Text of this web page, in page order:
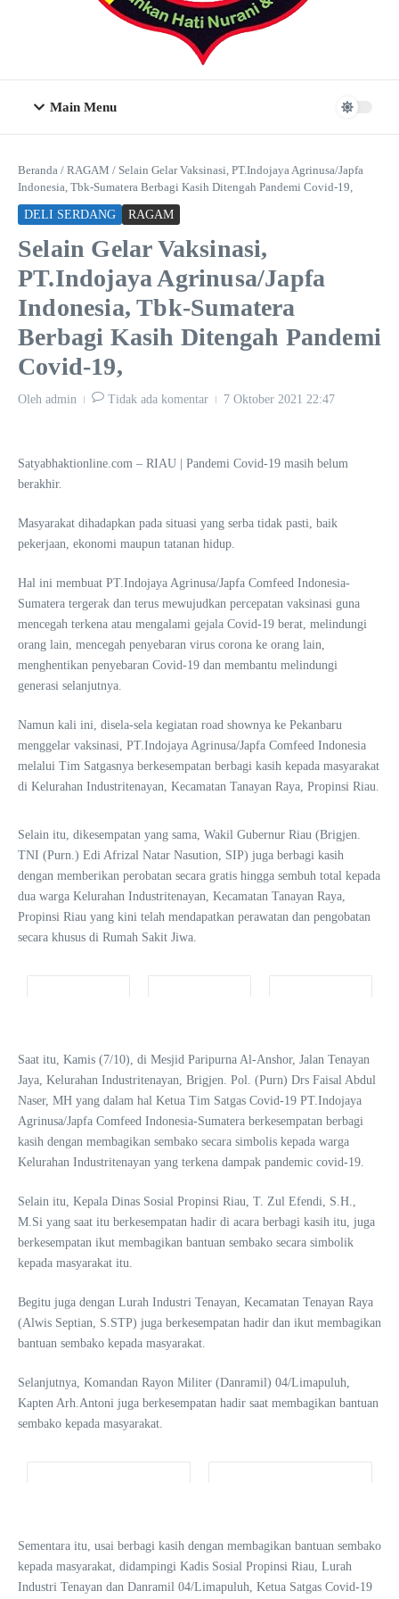
Main Menu
Beranda / RAGAM / Selain Gelar Vaksinasi, PT.Indojaya Agrinusa/Japfa
Indonesia, Tbk-Sumatera Berbagi Kasih Ditengah Pandemi Covid-19,
DELI SERDANG RAGAM
Selain Gelar Vaksinasi,
PT.Indojaya Agrinusa/Japfa
Indonesia, Tbk-Sumatera
Berbagi Kasih Ditengah Pandemi
Covid-19,
Oleh admin Tidak ada komentar 7 Oktober 2021 22:47
Satyabhaktionline.com – RIAU | Pandemi Covid-19 masih belum
berakhir.
Masyarakat dihadapkan pada situasi yang serba tidak pasti, baik
pekerjaan, ekonomi maupun tatanan hidup.
Hal ini membuat PT.Indojaya Agrinusa/Japfa Comfeed Indonesia-
Sumatera tergerak dan terus mewujudkan percepatan vaksinasi guna
mencegah terkena atau mengalami gejala Covid-19 berat, melindungi
orang lain, mencegah penyebaran virus corona ke orang lain,
menghentikan penyebaran Covid-19 dan membantu melindungi
generasi selanjutnya.
Namun kali ini, disela-sela kegiatan road shownya ke Pekanbaru
menggelar vaksinasi, PT.Indojaya Agrinusa/Japfa Comfeed Indonesia
melalui Tim Satgasnya berkesempatan berbagi kasih kepada masyarakat
di Kelurahan Industritenayan, Kecamatan Tanayan Raya, Propinsi Riau.
Selain itu, dikesempatan yang sama, Wakil Gubernur Riau (Brigjen.
TNI (Purn.) Edi Afrizal Natar Nasution, SIP) juga berbagi kasih
dengan memberikan perobatan secara gratis hingga sembuh total kepada
dua warga Kelurahan Industritenayan, Kecamatan Tanayan Raya,
Propinsi Riau yang kini telah mendapatkan perawatan dan pengobatan
secara khusus di Rumah Sakit Jiwa.
Saat itu, Kamis (7/10), di Mesjid Paripurna Al-Anshor, Jalan Tenayan
Jaya, Kelurahan Industritenayan, Brigjen. Pol. (Purn) Drs Faisal Abdul
Naser, MH yang dalam hal Ketua Tim Satgas Covid-19 PT.Indojaya
Agrinusa/Japfa Comfeed Indonesia-Sumatera berkesempatan berbagi
kasih dengan membagikan sembako secara simbolis kepada warga
Kelurahan Industritenayan yang terkena dampak pandemic covid-19.
Selain itu, Kepala Dinas Sosial Propinsi Riau, T. Zul Efendi, S.H.,
M.Si yang saat itu berkesempatan hadir di acara berbagi kasih itu, juga
berkesempatan ikut membagikan bantuan sembako secara simbolik
kepada masyarakat itu.
Begitu juga dengan Lurah Industri Tenayan, Kecamatan Tenayan Raya
(Alwis Septian, S.STP) juga berkesempatan hadir dan ikut membagikan
bantuan sembako kepada masyarakat.
Selanjutnya, Komandan Rayon Militer (Danramil) 04/Limapuluh,
Kapten Arh.Antoni juga berkesempatan hadir saat membagikan bantuan
sembako kepada masyarakat.
Sementara itu, usai berbagi kasih dengan membagikan bantuan sembako
kepada masyarakat, didampingi Kadis Sosial Propinsi Riau, Lurah
Industri Tenayan dan Danramil 04/Limapuluh, Ketua Satgas Covid-19